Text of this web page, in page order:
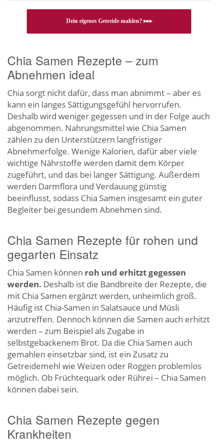
Dein eigenes Getreide mahlen? ▸▸▸
Chia Samen Rezepte – zum
Abnehmen ideal
Chia sorgt nicht dafür, dass man abnimmt – aber es
kann ein langes Sättigungsgefühl hervorrufen.
Deshalb wird weniger gegessen und in der Folge auch
abgenommen. Nahrungsmittel wie Chia Samen
zählen zu den Unterstützern langfristiger
Abnehmerfolge. Wenige Kalorien, dafür aber viele
wichtige Nährstoffe werden damit dem Körper
zugeführt, und das bei langer Sättigung. Außerdem
werden Darmflora und Verdauung günstig
beeinflusst, sodass Chia Samen insgesamt ein guter
Begleiter bei gesundem Abnehmen sind.
Chia Samen Rezepte für rohen und
gegarten Einsatz
Chia Samen können roh und erhitzt gegessen
werden. Deshalb ist die Bandbreite der Rezepte, die
mit Chia Samen ergänzt werden, unheimlich groß.
Häufig ist Chia-Samen in Salatsauce und Müsli
anzutreffen. Dennoch können die Samen auch erhitzt
werden – zum Beispiel als Zugabe in
selbstgebackenem Brot. Da die Chia Samen auch
gemahlen einsetzbar sind, ist ein Zusatz zu
Getreidemehl wie Weizen oder Roggen problemlos
möglich. Ob Früchtequark oder Rührei – Chia Samen
können dabei sein.
Chia Samen Rezepte gegen
Krankheiten